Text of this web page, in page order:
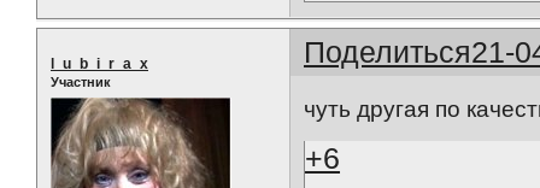
Поделиться21-
l_u_b_i_r_a_x
Участник
чуть другая по
+6